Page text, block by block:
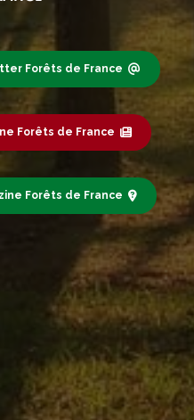
Forêts de France
Forêts de France
Forêts de France